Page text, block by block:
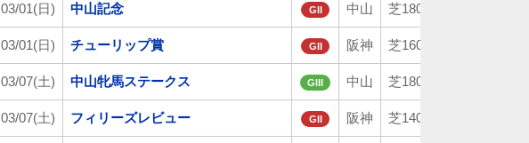
03/01(日) 中山記念 GII 中山 芝1800m
03/01(日) チューリップ賞 GII 阪神 芝1600m
03/07(土) 中山牝馬ステークス GIII 中山 芝1800m
03/07(土) フィリーズレビュー GII 阪神 芝1400m